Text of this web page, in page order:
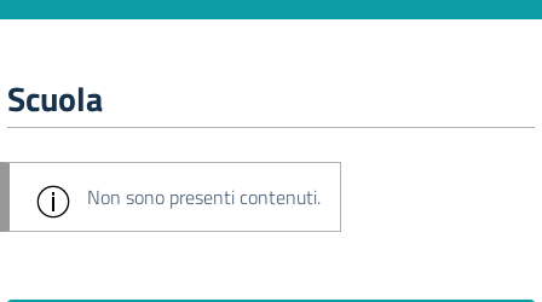
Scuola
Non sono presenti contenuti.